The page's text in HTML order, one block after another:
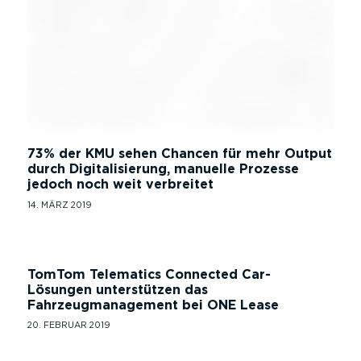
73% der KMU sehen Chancen für mehr Output
durch Digitalisierung, manuelle Prozesse
jedoch noch weit verbreitet
14. MÄRZ 2019
TomTom Telematics Connected Car-
Lösungen unterstützen das
Fahrzeugmanagement bei ONE Lease
20. FEBRUAR 2019